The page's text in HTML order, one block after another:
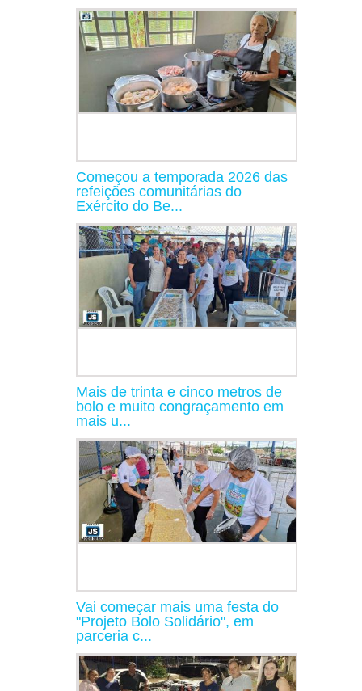
Começou a temporada 2026 das
refeições comunitárias do
Exército do Be...
Mais de trinta e cinco metros de
bolo e muito congraçamento em
mais u...
Vai começar mais uma festa do
"Projeto Bolo Solidário", em
parceria c...